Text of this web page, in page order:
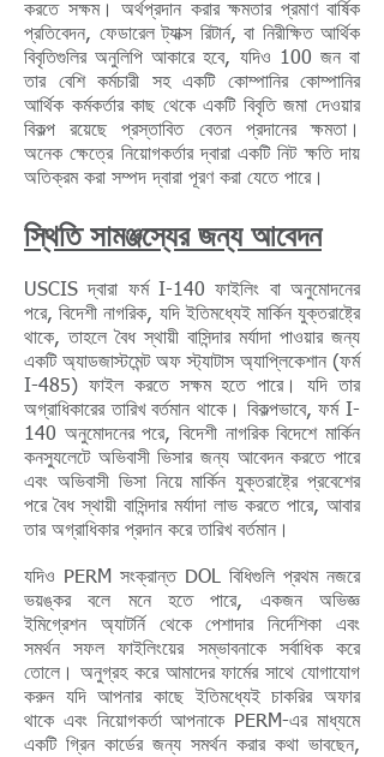
করতে সক্ষম। অর্থপ্রদান করার ক্ষমতার প্রমাণ বার্ষিক
প্রতিবেদন, ফেডারেল ট্যাক্স রিটার্ন, বা নিরীক্ষিত আর্থিক
বিবৃতিগুলির অনুলিপি আকারে হবে, যদিও 100 জন বা
তার বেশি কর্মচারী সহ একটি কোম্পানির কোম্পানির
আর্থিক কর্মকর্তার কাছ থেকে একটি বিবৃতি জমা দেওয়ার
বিকল্প রয়েছে প্রস্তাবিত বেতন প্রদানের ক্ষমতা।
অনেক ক্ষেত্রে নিয়োগকর্তার দ্বারা একটি নিট ক্ষতি দায়
অতিক্রম করা সম্পদ দ্বারা পূরণ করা যেতে পারে।
স্থিতি সামঞ্জস্যের জন্য আবেদন
USCIS দ্বারা ফর্ম I-140 ফাইলিং বা অনুমোদনের
পরে, বিদেশী নাগরিক, যদি ইতিমধ্যেই মার্কিন যুক্তরাষ্ট্রে
থাকে, তাহলে বৈধ স্থায়ী বাসিন্দার মর্যাদা পাওয়ার জন্য
একটি অ্যাডজাস্টমেন্ট অফ স্ট্যাটাস অ্যাপ্লিকেশান (ফর্ম
I-485) ফাইল করতে সক্ষম হতে পারে। যদি তার
অগ্রাধিকারের তারিখ বর্তমান থাকে। বিকল্পভাবে, ফর্ম I-
140 অনুমোদনের পরে, বিদেশী নাগরিক বিদেশে মার্কিন
কনস্যুলেটে অভিবাসী ভিসার জন্য আবেদন করতে পারে
এবং অভিবাসী ভিসা নিয়ে মার্কিন যুক্তরাষ্ট্রে প্রবেশের
পরে বৈধ স্থায়ী বাসিন্দার মর্যাদা লাভ করতে পারে, আবার
তার অগ্রাধিকার প্রদান করে তারিখ বর্তমান।
যদিও PERM সংক্রান্ত DOL বিধিগুলি প্রথম নজরে
ভয়ঙ্কর বলে মনে হতে পারে, একজন অভিজ্ঞ
ইমিগ্রেশন অ্যাটর্নি থেকে পেশাদার নির্দেশিকা এবং
সমর্থন সফল ফাইলিংয়ের সম্ভাবনাকে সর্বাধিক করে
তোলে। অনুগ্রহ করে আমাদের ফার্মের সাথে যোগাযোগ
করুন যদি আপনার কাছে ইতিমধ্যেই চাকরির অফার
থাকে এবং নিয়োগকর্তা আপনাকে PERM-এর মাধ্যমে
একটি গ্রিন কার্ডের জন্য সমর্থন করার কথা ভাবছেন,